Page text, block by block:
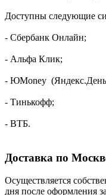
Доступны следующие
- Сбербанк Онлайн;
- Альфа Клик;
- ЮMoney
- Тинькофф;
- ВТБ.
Доставка по
Осуществляется
дня после оформления